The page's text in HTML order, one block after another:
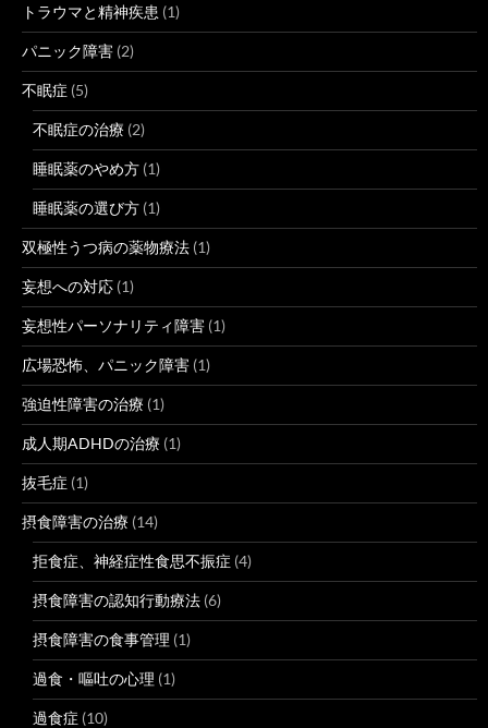
トラウマと精神疾患 (1)
パニック障害 (2)
不眠症 (5)
不眠症の治療 (2)
睡眠薬のやめ方 (1)
睡眠薬の選び方 (1)
双極性うつ病の薬物療法 (1)
妄想への対応 (1)
妄想性パーソナリティ障害 (1)
広場恐怖、パニック障害 (1)
強迫性障害の治療 (1)
成人期ADHDの治療 (1)
抜毛症 (1)
摂食障害の治療 (14)
拒食症、神経症性食思不振症 (4)
摂食障害の認知行動療法 (6)
摂食障害の食事管理 (1)
過食・嘔吐の心理 (1)
過食症 (10)